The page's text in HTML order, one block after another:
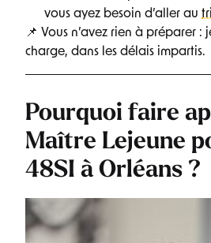
vous ayez besoin d’aller au
📌 Vous n’avez rien à préparer :
charge, dans les délais impartis.
Pourquoi faire
Maître Lejeune
48SI à Orléans ?